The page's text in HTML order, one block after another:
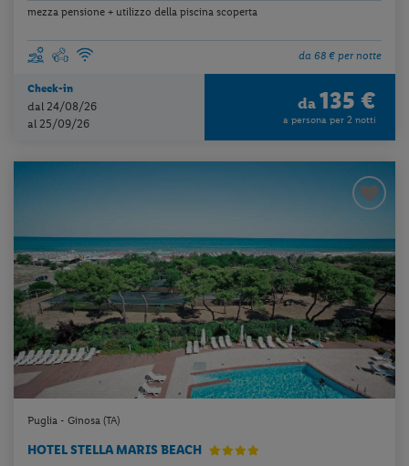
mezza pensione + utilizzo della piscina scoperta
da 68 € per notte
Check-in
dal 24/08/26
al 25/09/26
da 135 €
a persona per 2 notti
Puglia - Ginosa (TA)
HOTEL STELLA MARIS BEACH